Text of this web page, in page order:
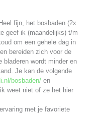
fijn, het bosbaden (2x
geef ik (maandelijks) t/m
om een gehele dag in
bereiden zich voor de
bladeren wordt minder en
Je kan de volgende
bosbaden/en
weet niet of ze het hier
met je favoriete